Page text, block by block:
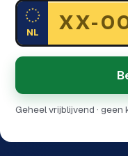
NL
Geheel vrijblijvend · geen